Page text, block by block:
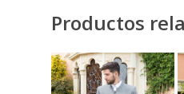
Productos